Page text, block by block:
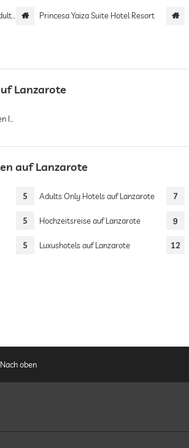
Princesa Yaiza Suite Hotel Resort
Lanzarote
auf Lanzarote
5 Adults Only Hotels auf Lanzarote 7
5 Hochzeitsreise auf Lanzarote 9
5 Luxushotels auf Lanzarote 12
Nach oben